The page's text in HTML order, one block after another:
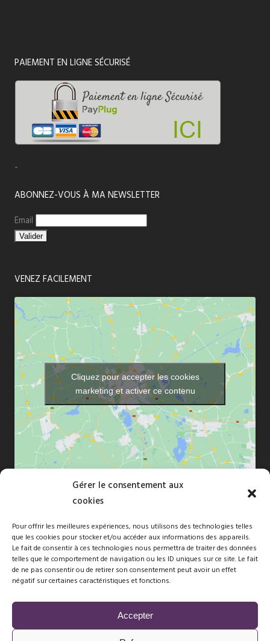
Gérer le consentement aux
cookies
Pour offrir les meilleures expériences, nous utilisons des technologies telles
que les cookies pour stocker et/ou accéder aux informations des appareils.
Le fait de consentir à ces technologies nous permettra de traiter des données
telles que le comportement de navigation ou les ID uniques sur ce site. Le fait
de ne pas consentir ou de retirer son consentement peut avoir un effet
négatif sur certaines caractéristiques et fonctions.
Accepter
PAIEMENT EN LIGNE SÉCURISÉ
-
ABONNEZ-VOUS À MA NEWSLETTER
Email
VENEZ FACILEMENT
Cliquez pour accepter les cookies
marketing et activer ce contenu
Copyright © 2010-2026 Florence Dréan. Tous droits réservés -Site
naturépathé parFBMediaworks
Membre d’une association de gestion agréée, le règlement des
honoraires par chèque est accepté.
Florence DREAN n° SIRET 51970804400010 – Code APE 8690F -